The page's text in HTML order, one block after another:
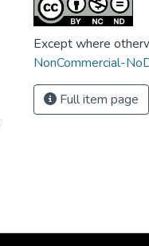
Except where
NonCommercial-
Full item page